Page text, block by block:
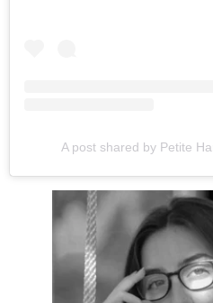
A post shared by Petite